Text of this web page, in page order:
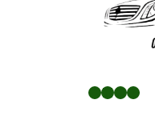
Facebook LinkedIn Twitter YouTube